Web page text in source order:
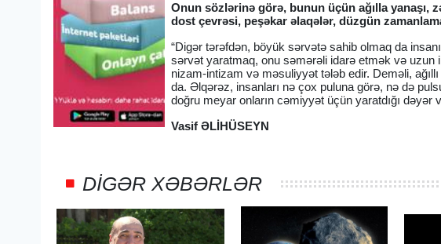
Onun sözlərinə görə, bunun üçün ağılla yanaşı,
dost çevrəsi, peşəkar əlaqələr, düzgün
“Digər tərəfdən, böyük sərvətə sahib olmaq da
sərvət yaratmaq, onu səmərəli idarə etmək və
nizam-intizam və məsuliyyət tələb edir. Deməli,
da. Əlqərəz, insanları nə çox puluna görə, nə də
doğru meyar onların cəmiyyət üçün yaratdığı dəyər
Vasif ƏLİHÜSEYN
DIGƏR XƏBƏRLƏR